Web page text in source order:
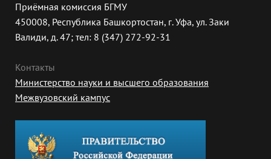
Приёмная комиссия БГМУ
450008, Республика Башкортостан, г. Уфа, ул. Заки
Валиди, д. 47; тел: 8 (347) 272-92-31
Контакты
Министерство науки и высшего образования
Межвузовский кампус